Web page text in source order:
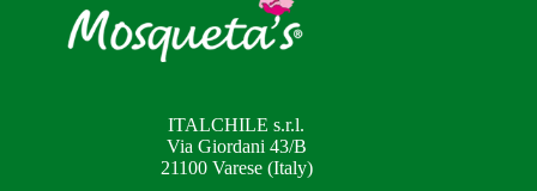
ITALCHILE s.r.l.
Via Giordani 43/B
21100 Varese (Italy)